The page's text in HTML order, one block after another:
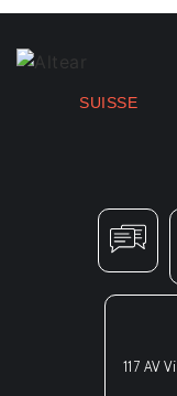
SUISSE
117 AV